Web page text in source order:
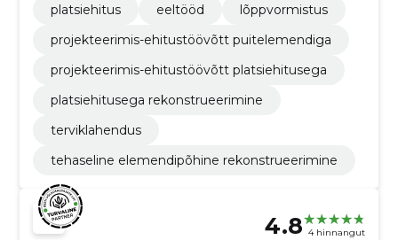
platsiehitus
eeltööd
lõppvormistus
projekteerimis-ehitustöövõtt puitelemendiga
projekteerimis-ehitustöövõtt platsiehitusega
platsiehitusega rekonstrueerimine
terviklahendus
tehaseline elemendipõhine rekonstrueerimine
4.8 4 hinnangut